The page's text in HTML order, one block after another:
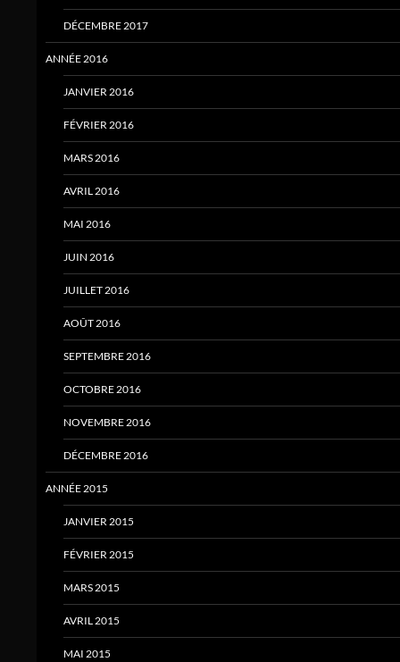
DÉCEMBRE 2017
ANNÉE 2016
JANVIER 2016
FÉVRIER 2016
MARS 2016
AVRIL 2016
MAI 2016
JUIN 2016
JUILLET 2016
AOÛT 2016
SEPTEMBRE 2016
OCTOBRE 2016
NOVEMBRE 2016
DÉCEMBRE 2016
ANNÉE 2015
JANVIER 2015
FÉVRIER 2015
MARS 2015
AVRIL 2015
MAI 2015